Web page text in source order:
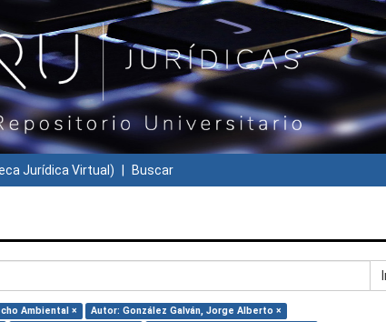
Jurídica Virtual) Buscar
Ambiental ×
Autor: González Galván, Jorge Alberto ×